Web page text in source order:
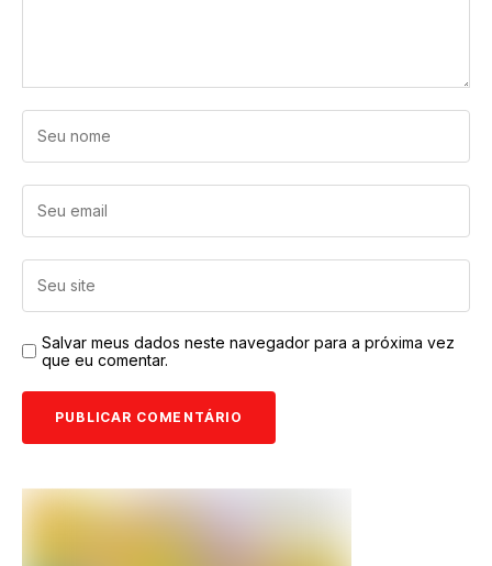
Salvar meus dados neste navegador para a próxima vez
que eu comentar.